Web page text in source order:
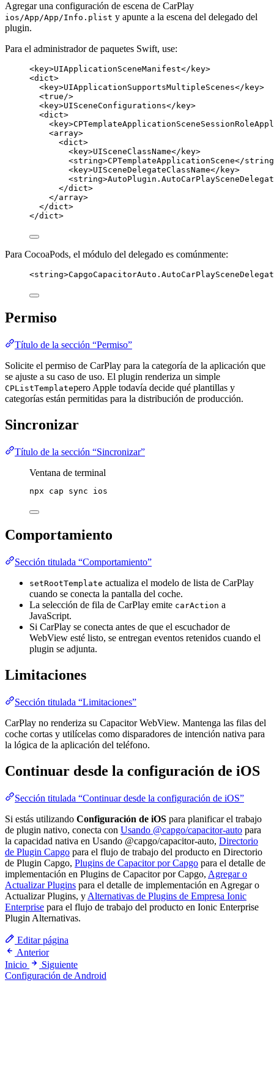
Agregar una configuración de escena de CarPlay
ios/App/App/Info.plist y apunte a la escena del delegado del
plugin.
Para el administrador de paquetes Swift, use:
<key>UIApplicationSceneManifest</ key>
<dict>
<key>UIApplicationSupportsMultipleScenes</ key>
<true />
<key>UISceneConfigurations</ key>
<dict>
<key
<array>
<dict>
<key>UISceneClassName</ key>
<string>CPTemplateApplicationScene</string
<key>UISceneDelegateClassName</ key>
<string
</dict>
</array>
</dict>
</dict>
Para CocoaPods, el módulo del delegado es comúnmente:
<string
Permiso
Título de la sección “Permiso”
Solicite el permiso de CarPlay para la categoría de la aplicación que
se ajuste a su caso de uso. El plugin renderiza un simple
CPListTemplatepero Apple todavía decide qué plantillas y
categorías están permitidas para la distribución de producción.
Sincronizar
Título de la sección “Sincronizar”
Ventana de terminal
npx cap sync ios
Comportamiento
Sección titulada “Comportamiento”
setRootTemplate actualiza el modelo de lista de CarPlay
cuando se conecta la pantalla del coche.
La selección de fila de CarPlay emite carAction a
JavaScript.
Si CarPlay se conecta antes de que el escuchador de
WebView esté listo, se entregan eventos retenidos cuando el
plugin se adjunta.
Limitaciones
Sección titulada “Limitaciones”
CarPlay no renderiza su Capacitor WebView. Mantenga las filas del
coche cortas y utilícelas como disparadores de intención nativa para
la lógica de la aplicación del teléfono.
Continuar desde la configuración de iOS
Sección titulada “Continuar desde la configuración de iOS”
Si estás utilizando Configuración de iOS para planificar el trabajo
de plugin nativo, conecta con Usando @capgo/capacitor-auto para
la capacidad nativa en Usando @capgo/capacitor-auto, Directorio
de Plugin Capgo para el flujo de trabajo del producto en Directorio
de Plugin Capgo, Plugins de Capacitor por Capgo para el detalle de
implementación en Plugins de Capacitor por Capgo, Agregar o
Actualizar Plugins para el detalle de implementación en Agregar o
Actualizar Plugins, y Alternativas de Plugins de Empresa Ionic
Enterprise para el flujo de trabajo del producto en Ionic Enterprise
Plugin Alternativas.
Editar página
Anterior
Inicio
Siguiente
Configuración de Android